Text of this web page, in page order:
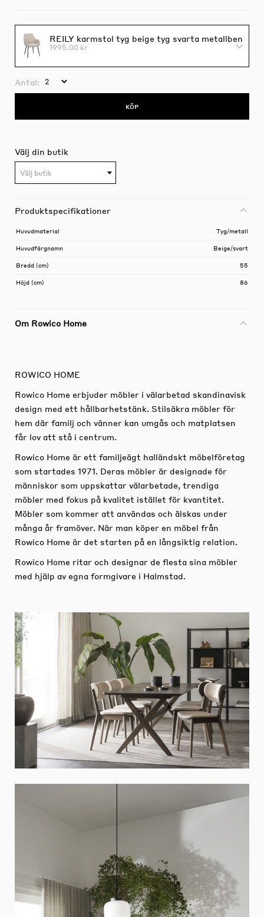
REILY karmstol tyg beige tyg svarta metallben
1995.00 kr
Antal:
KÖP
Välj din butik
Välj butik
Produktspecifikationer
Huvudmaterial Tyg/metall
Huvudfärgnamn Beige/svart
Bredd (cm) 55
Höjd (cm) 86
Om Rowico Home
ROWICO HOME
Rowico Home erbjuder möbler i välarbetad skandinavisk
design med ett hållbarhetstänk. Stilsäkra möbler för
hem där familj och vänner kan umgås och matplatsen
får lov att stå i centrum.
Rowico Home är ett familjeägt halländskt möbelföretag
som startades 1971. Deras möbler är designade för
människor som uppskattar välarbetade, trendiga
möbler med fokus på kvalitet istället för kvantitet.
Möbler som kommer att användas och älskas under
många år framöver. När man köper en möbel från
Rowico Home är det starten på en långsiktig relation.
Rowico Home ritar och designar de flesta sina möbler
med hjälp av egna formgivare i Halmstad.